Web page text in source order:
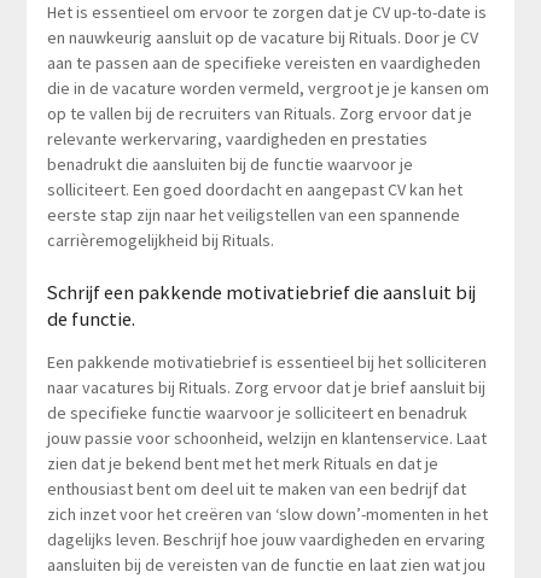
Het is essentieel om ervoor te zorgen dat je CV up-to-date is
en nauwkeurig aansluit op de vacature bij Rituals. Door je CV
aan te passen aan de specifieke vereisten en vaardigheden
die in de vacature worden vermeld, vergroot je je kansen om
op te vallen bij de recruiters van Rituals. Zorg ervoor dat je
relevante werkervaring, vaardigheden en prestaties
benadrukt die aansluiten bij de functie waarvoor je
solliciteert. Een goed doordacht en aangepast CV kan het
eerste stap zijn naar het veiligstellen van een spannende
carrièremogelijkheid bij Rituals.
Schrijf een pakkende motivatiebrief die aansluit bij
de functie.
Een pakkende motivatiebrief is essentieel bij het solliciteren
naar vacatures bij Rituals. Zorg ervoor dat je brief aansluit bij
de specifieke functie waarvoor je solliciteert en benadruk
jouw passie voor schoonheid, welzijn en klantenservice. Laat
zien dat je bekend bent met het merk Rituals en dat je
enthousiast bent om deel uit te maken van een bedrijf dat
zich inzet voor het creëren van ‘slow down’-momenten in het
dagelijks leven. Beschrijf hoe jouw vaardigheden en ervaring
aansluiten bij de vereisten van de functie en laat zien wat jou